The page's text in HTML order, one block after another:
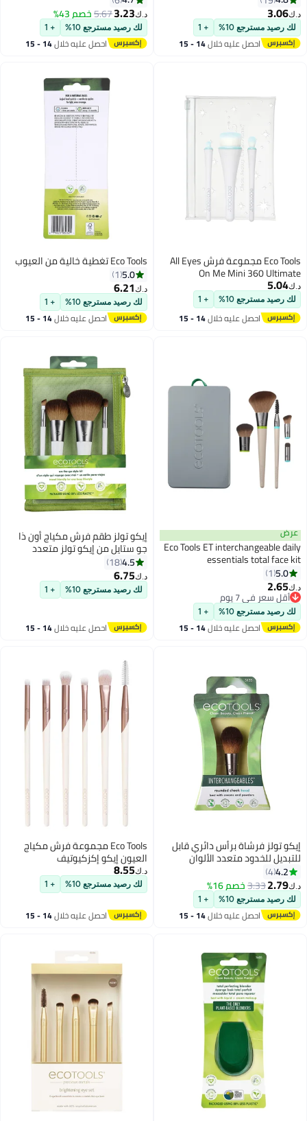
د.ك‏3.06
لك رصيد مسترجع 10% + 1
احصل عليه خلال 14 - 15
اغسطس
د.ك‏3.23
5.67 خصم 43%
لك رصيد مسترجع 10% + 1
احصل عليه خلال 14 - 15
اغسطس
Eco Tools مجموعة فرش All Eyes
On Me Mini 360 Ultimate
د.ك‏5.04
لك رصيد مسترجع 10% + 1
احصل عليه خلال 14 - 15
Eco Tools تغطية خالية من العيوب
5.0
1
د.ك‏6.21
لك رصيد مسترجع 10% + 1
احصل عليه خلال 14 - 15
عرض
Eco Tools ET interchangeable daily
essentials total face kit
5.0
1
د.ك‏2.65
أقل سعر في 7 يوم
أقل سعر في 7 يوم
لك رصيد مسترجع 10% + 1
احصل عليه خلال 14 - 15
إيكو تولز طقم فرش مكياج أون ذا
جو ستايل من إيكو تولز متعدد
الألوان
4.5
18
د.ك‏6.75
لك رصيد مسترجع 10% + 1
احصل عليه خلال 14 - 15
إيكو تولز فرشاة برأس دائري قابل
للتبديل للخدود متعدد الألوان
4.2
4
د.ك‏2.79
3.33خصم 16%
لك رصيد مسترجع 10% + 1
احصل عليه خلال 14 - 15
Eco Tools مجموعة فرش مكياج
العيون إيكو إكزكيوتيف
د.ك‏8.55
لك رصيد مسترجع 10% + 1
احصل عليه خلال 14 - 15